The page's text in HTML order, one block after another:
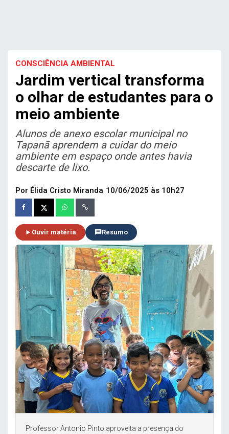
CONSCIÊNCIA AMBIENTAL
Jardim vertical transforma
o olhar de estudantes para o
meio ambiente
Alunos de anexo escolar municipal no
Tapanã aprendem a cuidar do meio
ambiente em espaço onde antes havia
descarte de lixo.
Por Élida Cristo Miranda 10/06/2025 às 10h27
Ouvir matéria Resumo
Professor Antonio Pinto aproveita a presença do